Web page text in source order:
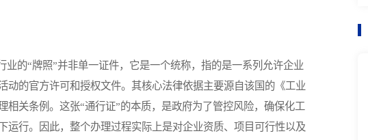
的“牌照”并非单一证件，它是一个统称，指的是一系列允许企业
动的官方许可和授权文件。其核心法律依据主要源自该国的《工业
相关条例。这张“通行证”的本质，是政府为了管控风险，确保化工
运行。因此，整个办理过程实际上是对企业资质、项目可行性以及